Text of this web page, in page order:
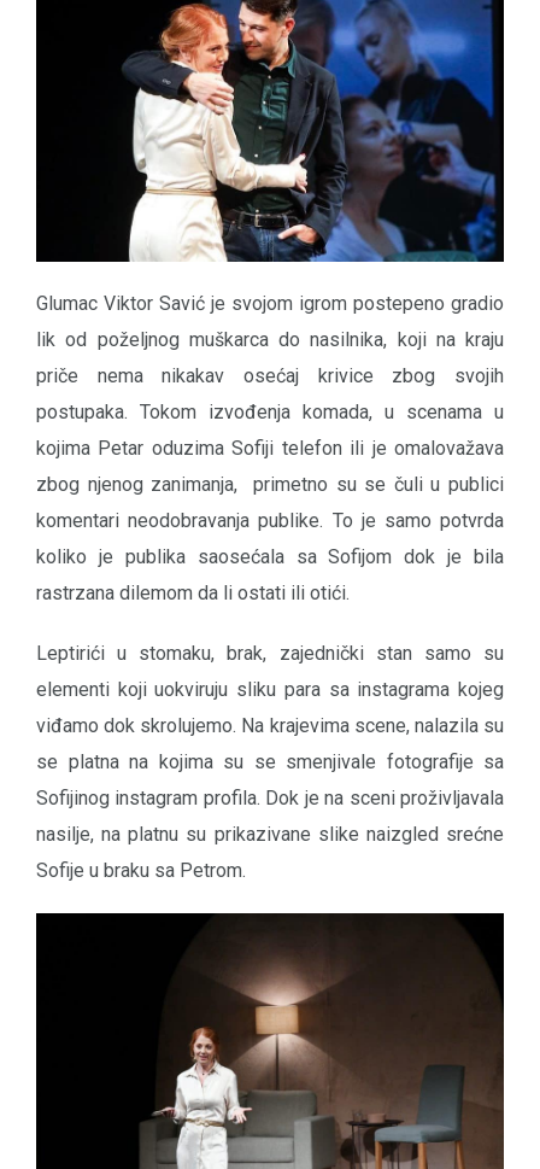
Glumac Viktor Savić je svojom igrom postepeno gradio
lik od poželjnog muškarca do nasilnika, koji na kraju
priče nema nikakav osećaj krivice zbog svojih
postupaka. Tokom izvođenja komada, u scenama u
kojima Petar oduzima Sofiji telefon ili je omalovažava
zbog njenog zanimanja, primetno su se čuli u publici
komentari neodobravanja publike. To je samo potvrda
koliko je publika saosećala sa Sofijom dok je bila
rastrzana dilemom da li ostati ili otići.
Leptirići u stomaku, brak, zajednički stan samo su
elementi koji uokviruju sliku para sa instagrama kojeg
viđamo dok skrolujemo. Na krajevima scene, nalazila su
se platna na kojima su se smenjivale fotografije sa
Sofijinog instagram profila. Dok je na sceni proživljavala
nasilje, na platnu su prikazivane slike naizgled srećne
Sofije u braku sa Petrom.